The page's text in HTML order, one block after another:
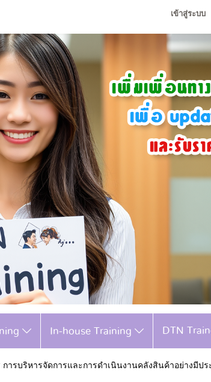
เข้าสู่ระบบ
In-house Training DTN
ารบริหารจัดการและการดำเนินงานคลังสินค้าอย่างมีป